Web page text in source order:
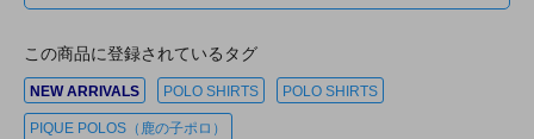
この商品に登録されているタグ
NEW ARRIVALS POLO SHIRTS POLO SHIRTS
PIQUE POLOS（鹿の子ポロ）